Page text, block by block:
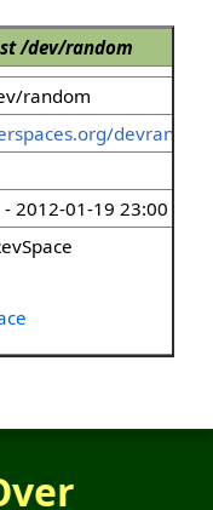
/dev/random
random
2012-01-19 23:00